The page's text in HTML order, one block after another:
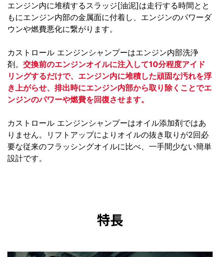
エンジン内に堆積するスラッジ[油泥]は走行する時間とと
もにエンジン内部の金属面に付着し、エンジンのパワーダ
ウンや燃費悪化に繋がります。
カストロール エンジンシャンプーはエンジン内部洗浄
剤。 交換前のエンジンオイルに注入して10分程度アイド
リングするだけで、エンジン内に堆積した頑固な汚れを浮
き上がらせ、排出時にエンジン内部から取り除くことでエ
ンジンのパワーや燃費を回復させます。
カストロール エンジンシャンプーはオイル添加剤ではあ
りません。リフトアップによりオイルの抜き取りが2回必
要な従来のフラッシングオイルに比べ、一手間少ない簡単
設計です。
特長